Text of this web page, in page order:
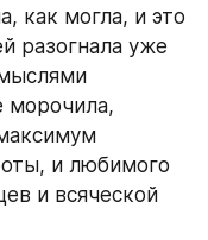
как могла, и это
разогнала уже
морочила,
и любимого
и всяческой